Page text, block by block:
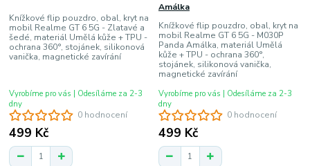
0 hodnocení
Knížkové flip pouzdro, obal, kryt na
mobil Realme GT 6 5G - Zlatavé a
šedé, materiál Umělá kůže + TPU -
ochrana 360°, stojánek, silikonová
vanička, magnetické zavírání
499 Kč
Vyrobíme pro vás | Odesíláme za 2-3
dny
0 hodnocení
Amálka
Knížkové flip pouzdro, obal, kryt na
mobil Realme GT 6 5G - M030P
Panda Amálka, materiál Umělá
kůže + TPU - ochrana 360°,
stojánek, silikonová vanička,
magnetické zavírání
499 Kč
Vyrobíme pro vás | Odesíláme za 2-3
dny